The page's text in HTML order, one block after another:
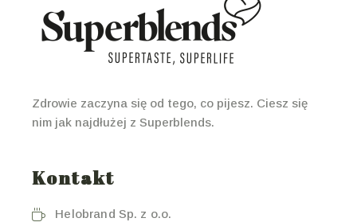
Zdrowie zaczyna się od tego, co pijesz. Ciesz się
nim jak najdłużej z Superblends.
Kontakt
Helobrand Sp. z o.o.